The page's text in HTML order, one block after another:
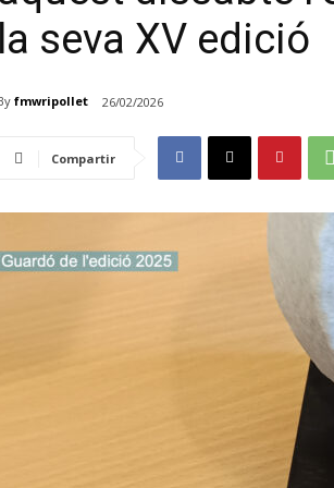
la seva XV edició
fmwripollet 26/02/2026
Compartir